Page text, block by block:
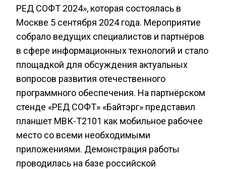
РЕД СОФТ 2024», которая состоялась в
Москве 5 сентября 2024 года. Мероприятие
собрало ведущих специалистов и партнёров
в сфере информационных технологий и стало
площадкой для обсуждения актуальных
вопросов развития отечественного
программного обеспечения. На партнёрском
стенде «РЕД СОФТ» «Байтэрг» представил
планшет МВК-Т2101 как мобильное рабочее
место со всеми необходимыми
приложениями. Демонстрация работы
проводилась на базе российской